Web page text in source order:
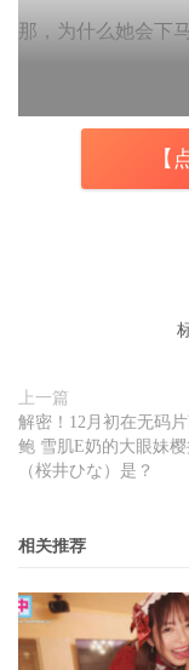
那，为什么她会下
我知道一定有人会
包包ー这当然不能
樱もこ(樱萌子)的
跃的，有付费粉丝
底还去酒店当了一
展，但樱もこ(樱
急需用钱，所以选
让无码片商カリビ
印外，宣传影片更
着就是让大家欣赏
看得我好冲动啊！
【
上一篇
解密！12月初在无码
鲍 雪肌E奶的大眼妹
（桜井ひな）是？
相关推荐